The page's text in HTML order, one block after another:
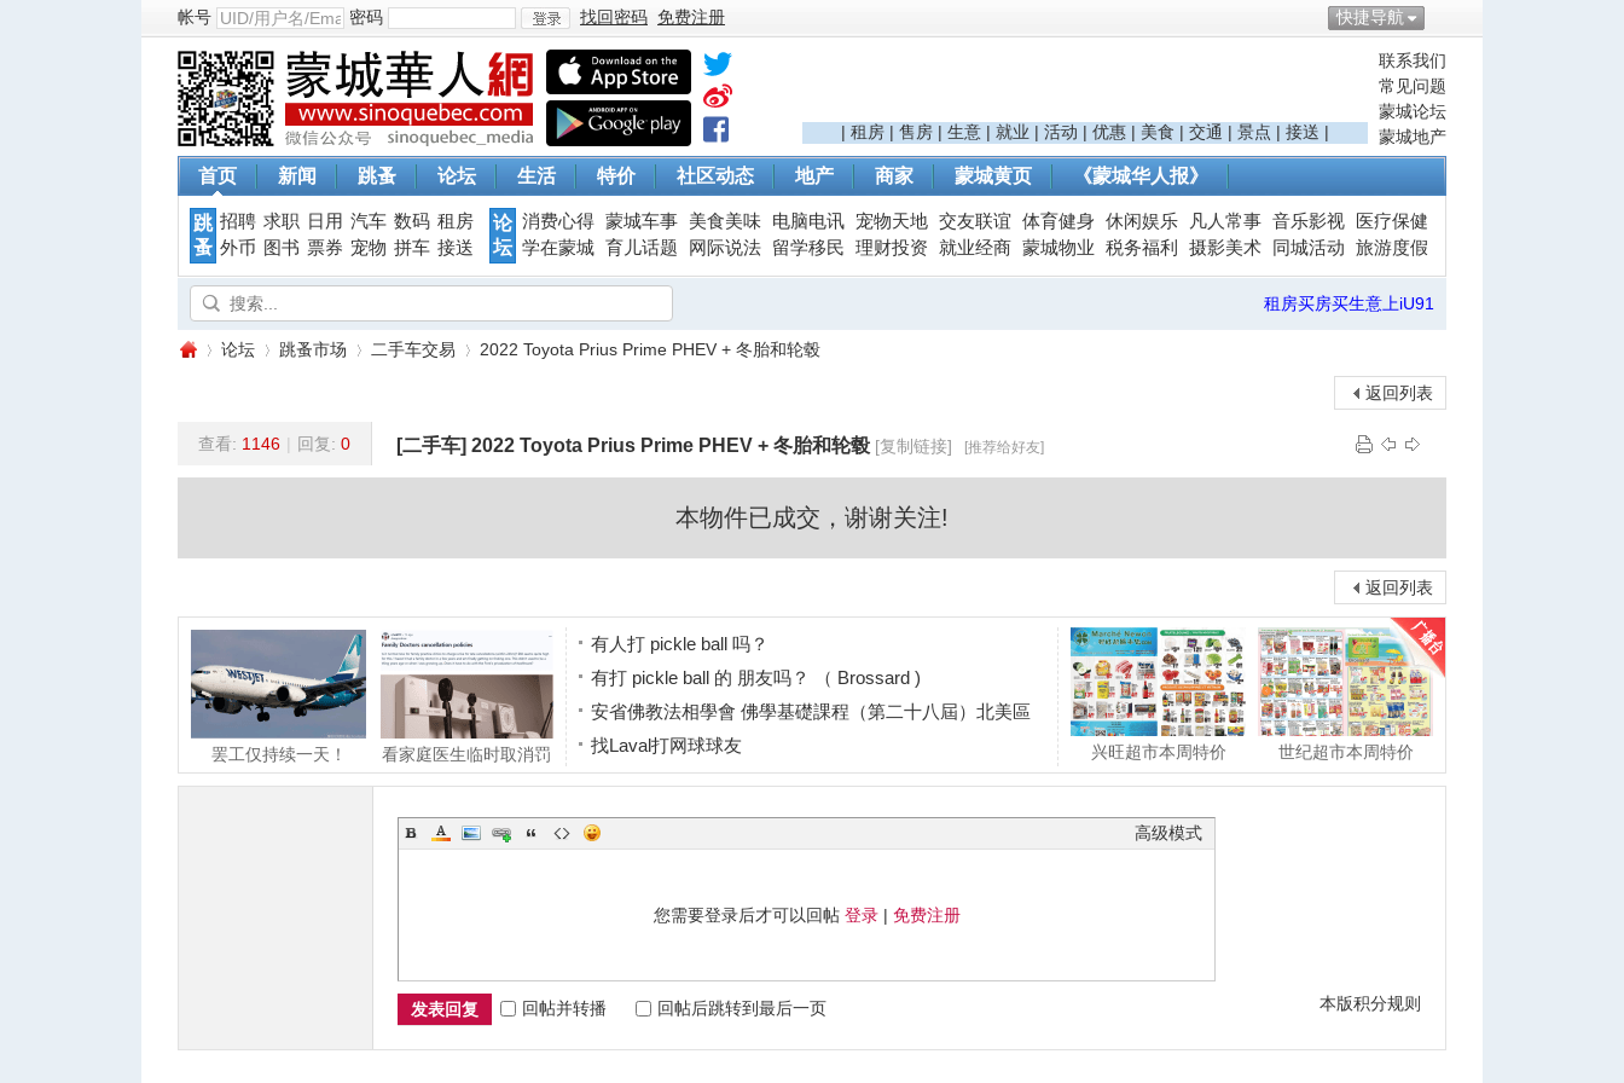
快捷导航
帐号 密码
登
找回密码 免费注册
联系我们
常见问题
蒙城论坛
蒙城地产
| 租房 | 售房 | 生意 | 就业 | 活动 | 优惠 | 美食 | 交通 | 景点 | 接送 |
首页 新闻 跳蚤 论坛 生活 特价 社区动态 地产 商家 蒙城黄页 《蒙城华人报》
跳
蚤
招聘 求职 日用 汽车 数码 租房
外币
图书 票券 宠物 拼车 接送
论
坛
消费心得 蒙城车事 美食美味 电脑电讯 宠物天地 交友联谊 体育健身 休闲娱乐 凡人常事 音乐影视
医疗保健
学在蒙城 育儿话题 网际说法 留学移民 理财投资 就业经商 蒙城物业 税务福利 摄影美术 同城活动 旅游度假
租房买房买生意上iU91
城
»
论坛
›
跳蚤市场
›
二手车交易
›
2022 Toyota Prius Prime PHEV + 冬胎和轮毂
返回列表
查看: 1146 | 回复: 0 [二手车] 2022 Toyota Prius Prime PHEV + 冬胎和轮毂 [复制链接] [推荐给好友]
本物件已成交，谢谢关注!
返回列表
罢工仅持续一天！
WestJet航空乘务员已
看家庭医生临时取消罚
$100！网友：合理收费
有人打 pickle ball 吗？
有打 pickle ball 的 朋友吗？ （ Brossard )
安省佛教法相學會 佛學基礎課程（第二十八屆）北美區
找Laval打网球球友
找住西岛的网球球友
兴旺超市本周特价 世纪超市本周特价
高级模式
您需要登录后才可以回帖 登录| 免费注册
本版积分规则
发表回复 回帖并转播 回帖后跳转到最后一页